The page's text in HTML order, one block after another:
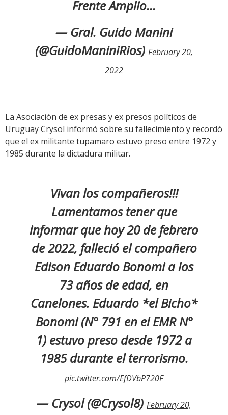
Frente Amplio...
— Gral. Guido Manini
(@GuidoManiniRios) February 20,
2022
La Asociación de ex presas y ex presos políticos de
Uruguay Crysol informó sobre su fallecimiento y recordó
que el ex militante tupamaro estuvo preso entre 1972 y
1985 durante la dictadura militar.
Vivan los compañeros!!!
Lamentamos tener que
informar que hoy 20 de febrero
de 2022, falleció el compañero
Edison Eduardo Bonomi a los
73 años de edad, en
Canelones. Eduardo *el Bicho*
Bonomi (N° 791 en el EMR N°
1) estuvo preso desde 1972 a
1985 durante el terrorismo.
pic.twitter.com/EfDVbP720F
— Crysol (@Crysol8) February 20,